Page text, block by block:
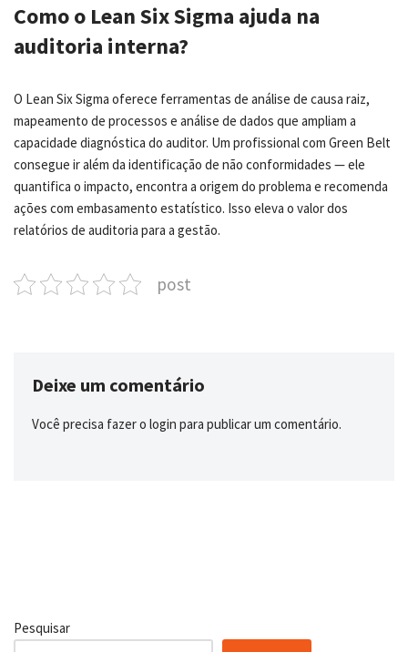
Como o Lean Six Sigma ajuda na
auditoria interna?
O Lean Six Sigma oferece ferramentas de análise de causa raiz,
mapeamento de processos e análise de dados que ampliam a
capacidade diagnóstica do auditor. Um profissional com Green Belt
consegue ir além da identificação de não conformidades — ele
quantifica o impacto, encontra a origem do problema e recomenda
ações com embasamento estatístico. Isso eleva o valor dos
relatórios de auditoria para a gestão.
post
Deixe um comentário
Você precisa fazer o login para publicar um comentário.
Pesquisar